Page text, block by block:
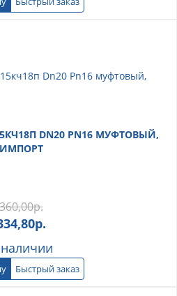
DN20 PN16 МУФТОВЫЙ,
ИМПОРТ
р.
р.
Быстрый заказ